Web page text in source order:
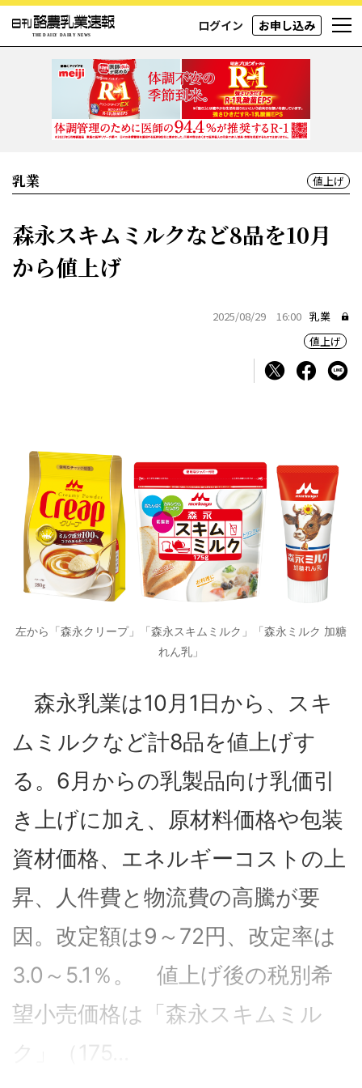
ログイン お申し込み
乳業 値上げ
森永スキムミルクなど8品を10月
から値上げ
2025/08/29 16:00 乳業
値上げ
左から「森永クリープ」「森永スキムミルク」「森永ミルク 加糖
れん乳」
森永乳業は10月1日から、スキ
ムミルクなど計8品を値上げす
る。6月からの乳製品向け乳価引
き上げに加え、原材料価格や包装
資材価格、エネルギーコストの上
昇、人件費と物流費の高騰が要
因。改定額は9～72円、改定率は
3.0～5.1％。 値上げ後の税別希
望小売価格は「森永スキムミル
ク」（175...